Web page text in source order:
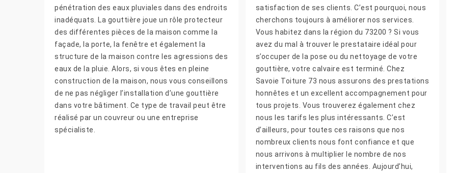
pénétration des eaux pluviales dans des endroits
inadéquats. La gouttière joue un rôle protecteur
des différentes pièces de la maison comme la
façade, la porte, la fenêtre et également la
structure de la maison contre les agressions des
eaux de la pluie. Alors, si vous êtes en pleine
construction de la maison, nous vous conseillons
de ne pas négliger l’installation d’une gouttière
dans votre bâtiment. Ce type de travail peut être
réalisé par un couvreur ou une entreprise
spécialiste.
satisfaction de ses clients. C’est pourquoi, nous
cherchons toujours à améliorer nos services.
Vous habitez dans la région du 73200 ? Si vous
avez du mal à trouver le prestataire idéal pour
s’occuper de la pose ou du nettoyage de votre
gouttière, votre calvaire est terminé. Chez
Savoie Toiture 73 nous assurons des prestations
honnêtes et un excellent accompagnement pour
tous projets. Vous trouverez également chez
nous les tarifs les plus intéressants. C’est
d’ailleurs, pour toutes ces raisons que nos
nombreux clients nous font confiance et que
nous arrivons à multiplier le nombre de nos
interventions au fils des années. Aujourd’hui,